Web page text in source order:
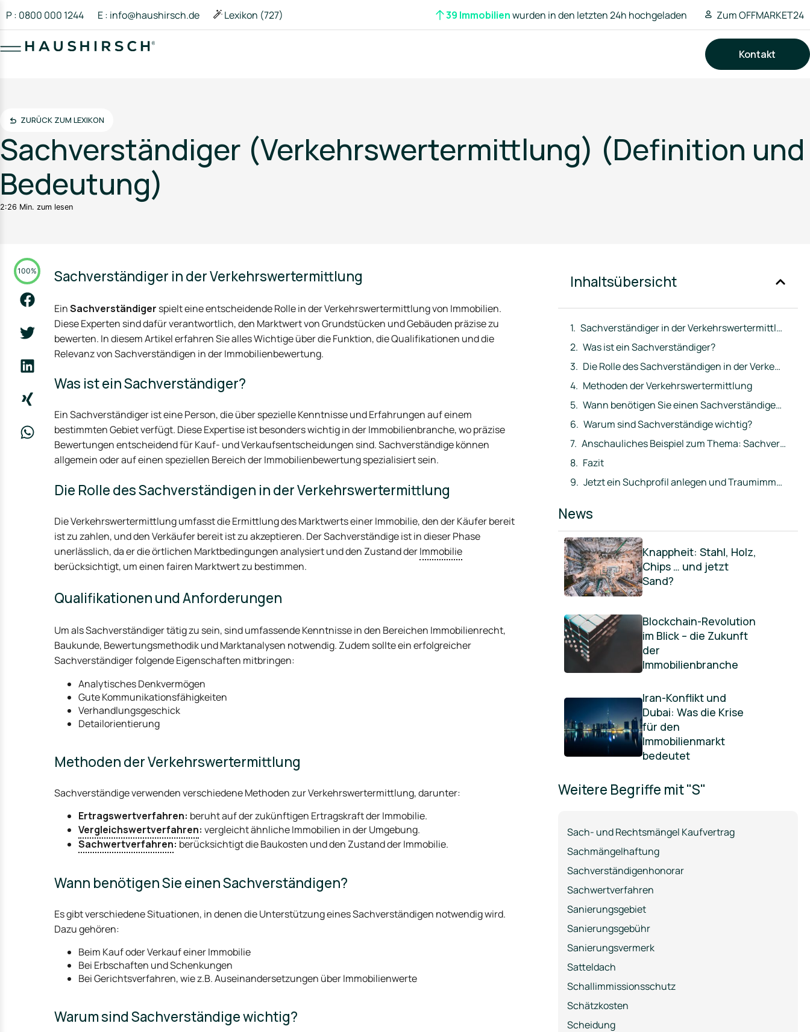
P : 0800 000 1244 E : info@haushirsch.de Lexikon (727) 39 Immobilienwurden in den letzten 24h hochgeladen Zum OFFMARKET24
Kontakt
ZURÜCK ZUM LEXIKON
Sachverständiger (Verkehrswertermittlung) (Definition und
Bedeutung)
2:26 Min. zum lesen
100% Sachverständiger in der Verkehrswertermittlung
EinSachverständiger spielt eine entscheidende Rolle in der Verkehrswertermittlung von Immobilien.
Diese Experten sind dafür verantwortlich, den Marktwert von Grundstücken und Gebäuden präzise zu
bewerten. In diesem Artikel erfahren Sie alles Wichtige über die Funktion, die Qualifikationen und die
Relevanz von Sachverständigen in der Immobilienbewertung.
Was ist ein Sachverständiger?
Ein Sachverständiger ist eine Person, die über spezielle Kenntnisse und Erfahrungen auf einem
bestimmten Gebiet verfügt. Diese Expertise ist besonders wichtig in der Immobilienbranche, wo präzise
Bewertungen entscheidend für Kauf- und Verkaufsentscheidungen sind. Sachverständige können
allgemein oder auf einen speziellen Bereich der Immobilienbewertung spezialisiert sein.
Die Rolle des Sachverständigen in der Verkehrswertermittlung
Die Verkehrswertermittlung umfasst die Ermittlung des Marktwerts einer Immobilie, den der Käufer bereit
ist zu zahlen, und den Verkäufer bereit ist zu akzeptieren. Der Sachverständige ist in dieser Phase
unerlässlich, da er die örtlichen Marktbedingungen analysiert und den Zustand derImmobilie
berücksichtigt, um einen fairen Marktwert zu bestimmen.
Qualifikationen und Anforderungen
Um als Sachverständiger tätig zu sein, sind umfassende Kenntnisse in den Bereichen Immobilienrecht,
Baukunde, Bewertungsmethodik und Marktanalysen notwendig. Zudem sollte ein erfolgreicher
Sachverständiger folgende Eigenschaften mitbringen:
Analytisches Denkvermögen
Gute Kommunikationsfähigkeiten
Verhandlungsgeschick
Detailorientierung
Methoden der Verkehrswertermittlung
Sachverständige verwenden verschiedene Methoden zur Verkehrswertermittlung, darunter:
Ertragswertverfahren: beruht auf der zukünftigen Ertragskraft der Immobilie.
Vergleichswertverfahren: vergleicht ähnliche Immobilien in der Umgebung.
Sachwertverfahren: berücksichtigt die Baukosten und den Zustand der Immobilie.
Wann benötigen Sie einen Sachverständigen?
Es gibt verschiedene Situationen, in denen die Unterstützung eines Sachverständigen notwendig wird.
Dazu gehören:
Beim Kauf oder Verkauf einer Immobilie
Bei Erbschaften und Schenkungen
Bei Gerichtsverfahren, wie z.B. Auseinandersetzungen über Immobilienwerte
Warum sind Sachverständige wichtig?
Inhaltsübersicht
Sachverständiger in der Verkehrswertermittlung
Was ist ein Sachverständiger?
Die Rolle des Sachverständigen in der Verkehrswertermittlung
Methoden der Verkehrswertermittlung
Wann benötigen Sie einen Sachverständigen?
Warum sind Sachverständige wichtig?
Anschauliches Beispiel zum Thema: Sachverständiger
Fazit
Jetzt ein Suchprofil anlegen und Traumimmobilie direkt ins Postfach erhalten
News
Knappheit: Stahl, Holz,
Chips … und jetzt
Sand?
Blockchain-Revolution
im Blick – die Zukunft
der
Immobilienbranche
Iran-Konflikt und
Dubai: Was die Krise
für den
Immobilienmarkt
bedeutet
Weitere Begriffe mit "S"
Sach- und Rechtsmängel Kaufvertrag
Sachmängelhaftung
Sachverständigenhonorar
Sachwertverfahren
Sanierungsgebiet
Sanierungsgebühr
Sanierungsvermerk
Satteldach
Schallimmissionsschutz
Schätzkosten
Scheidung